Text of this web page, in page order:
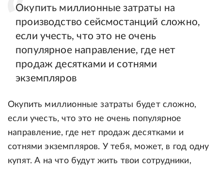
Окупить миллионные затраты на
производство сейсмостанций сложно,
если учесть, что это не очень
популярное направление, где нет
продаж десятками и сотнями
экземпляров
Окупить миллионные затраты будет сложно,
если учесть, что это не очень популярное
направление, где нет продаж десятками и
сотнями экземпляров. У тебя, может, в год одну
купят. А на что будут жить твои сотрудники,